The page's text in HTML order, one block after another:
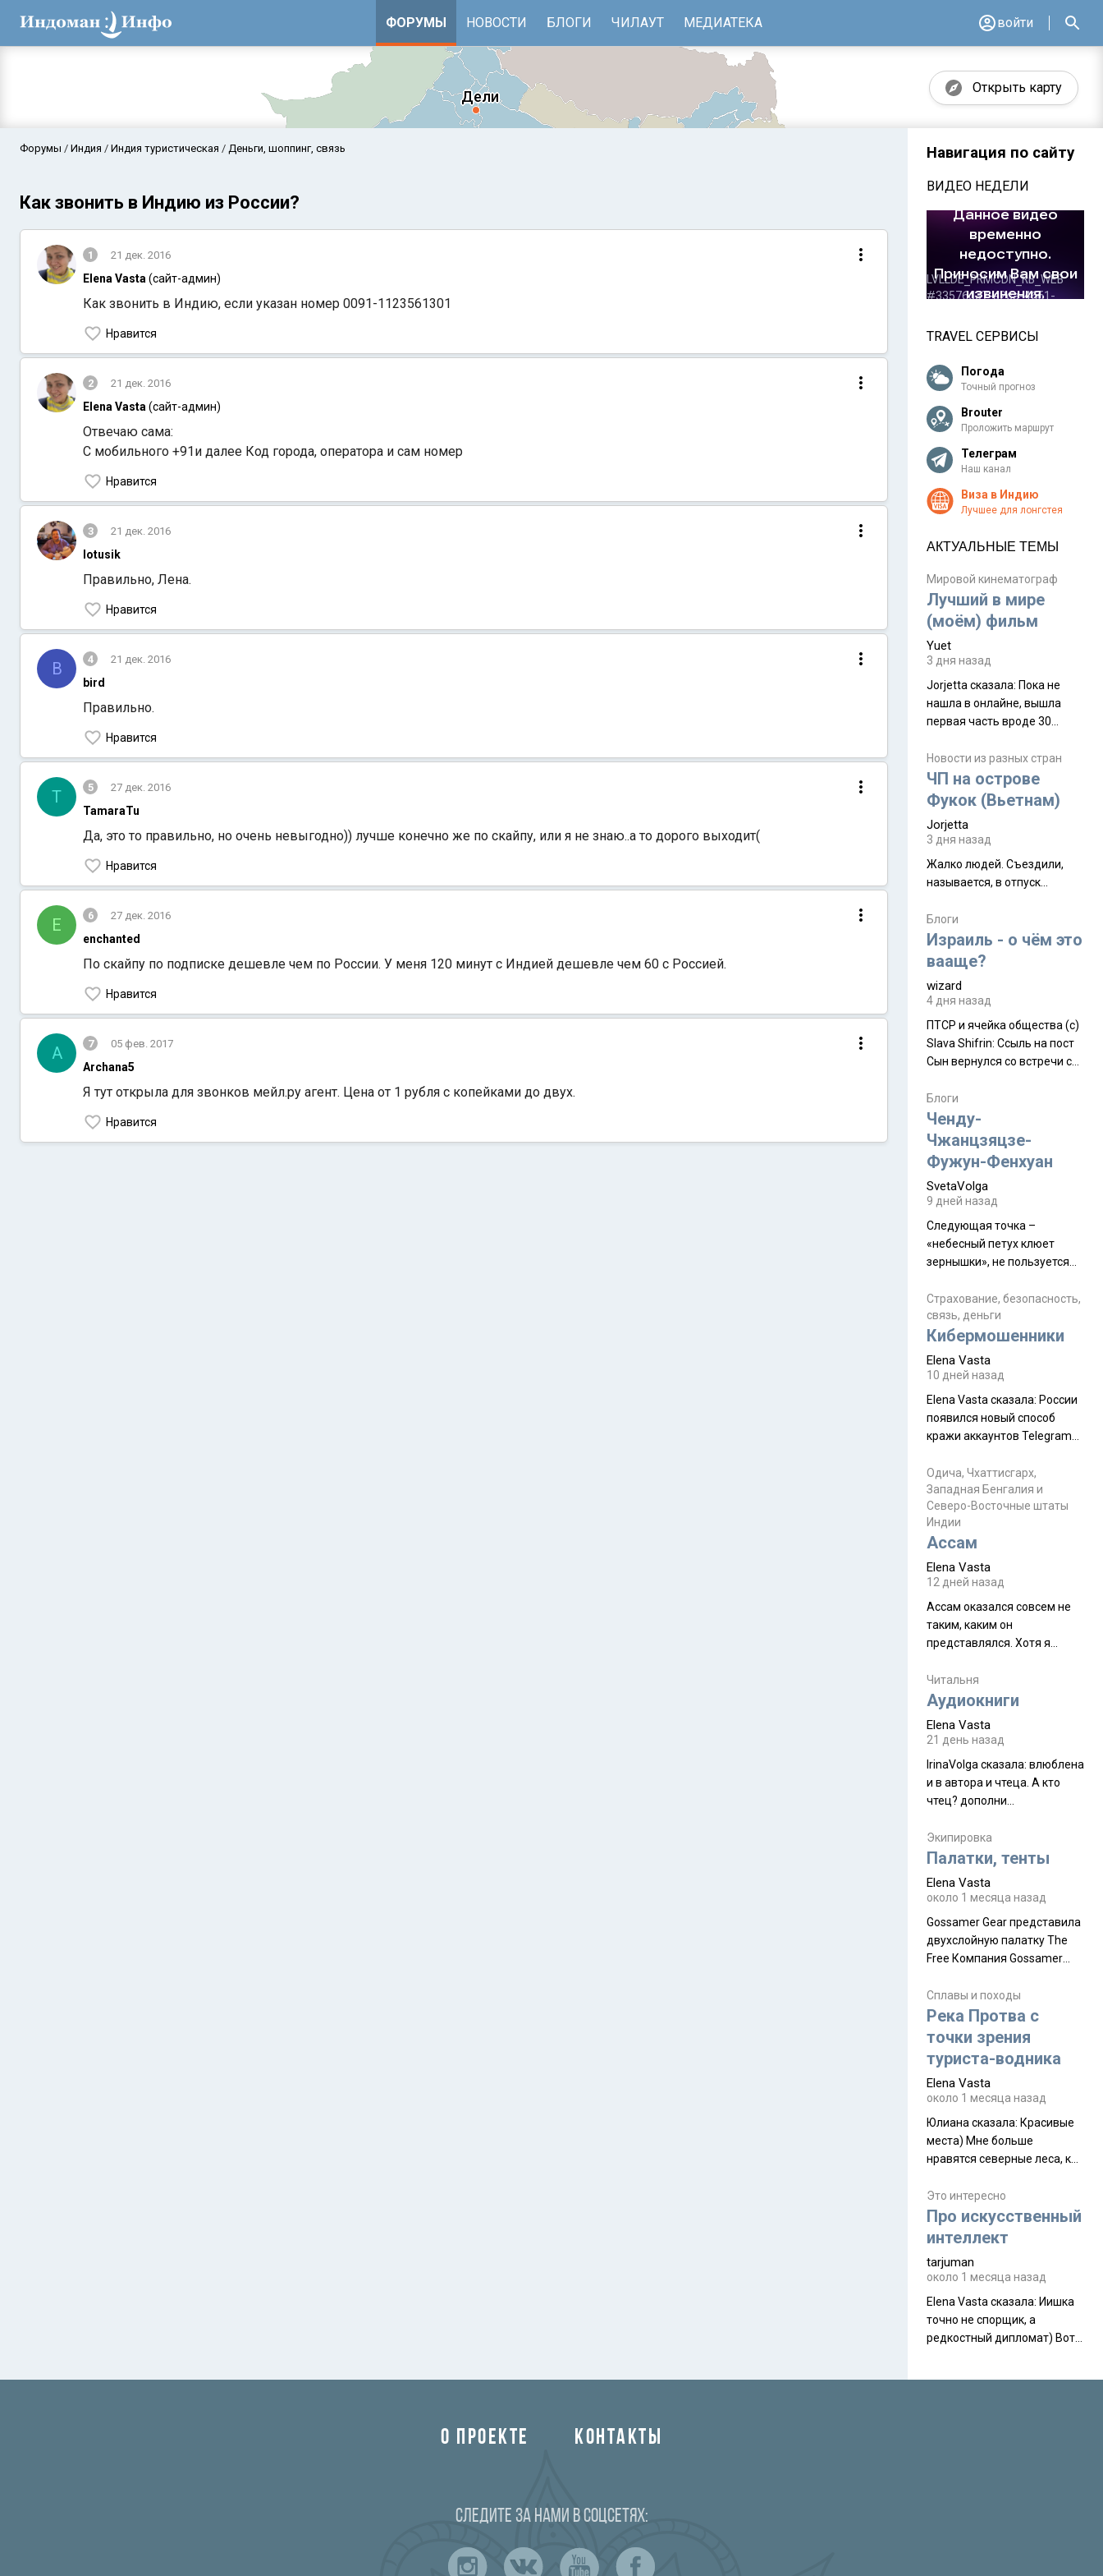
ФОРУМЫ НОВОСТИ БЛОГИ ЧИЛАУТ МЕДИАТЕКА войти
Открыть карту
Форумы Индия Индия туристическая Деньги, шоппинг, связь
Как звонить в Индию из России?
1 21 дек. 2016
Elena Vasta (сайт-админ)
Как звонить в Индию, если указан номер 0091-1123561301
Нравится
2 21 дек. 2016
Elena Vasta (сайт-админ)
Отвечаю сама:
С мобильного +91и далее Код города, оператора и сам номер
Нравится
3 21 дек. 2016
lotusik
Правильно, Лена.
Нравится
B 4 21 дек. 2016
bird
Правильно.
Нравится
T 5 27 дек. 2016
TamaraTu
Да, это то правильно, но очень невыгодно)) лучше конечно же по скайпу, или я не знаю..а то дорого выходит(
Нравится
E 6 27 дек. 2016
enchanted
По скайпу по подписке дешевле чем по России. У меня 120 минут с Индией дешевле чем 60 с Россией.
Нравится
A 7 05 фев. 2017
Archana5
Я тут открыла для звонков мейл.ру агент. Цена от 1 рубля с копейками до двух.
Нравится
Навигация по сайту
ВИДЕО НЕДЕЛИ
TRAVEL СЕРВИСЫ
Погода
Точный прогноз
Brouter
Проложить маршрут
Телеграм
Наш канал
Виза в Индию
Лучшее для лонгстея
АКТУАЛЬНЫЕ ТЕМЫ
Мировой кинематограф
Лучший в мире
(моём) фильм
Yuet
3 дня назад
Jorjetta сказалa: Пока не
нашла в онлайне, вышла
первая часть вроде 30
Дивали 8 ноября.
Новости из разных стран
ЧП на острове
Фукок (Вьетнам)
Jorjetta
3 дня назад
Жалко людей. Съездили,
называется, в отпуск...
Блоги
Израиль - о чём это
вааще?
wizard
4 дня назад
ПТСР и ячейка общества (с)
Slava Shifrin: Ссыль на пост
Сын вернулся со встречи с
уже, как демобилизовались,
а продолжают встречаться
почти каждую неделю) и с
порога сообщил: "Эйтан
разводится!" Эйтан -
мальчик из религиозной
семьи, из тех, кого называют
"вязаные кипы". С 2022-го
Блоги
Ченду-
Чжанцзяцзе-
Фужун-Фенхуан
SvetaVolga
9 дней назад
Следующая точка –
«небесный петух клюет
зернышки», не пользуется
заслужено, и чтобы попасть
на начало тропы показали
водителю карту, иначе
Пошли туда, потому что я
отзывов. По мне – сплошная
физуха, долгий спуск, потом
подъем по этому же пути.
Пока
Страхование, безопасность,
связь, деньги
Кибермошенники
Elena Vasta
10 дней назад
Elena Vasta сказалa: России
появился новый способ
кражи аккаунтов Telegram
Прочитайте! У моих двух
знакомых вот так увели
аккаунты
Одича, Чхаттисгарх,
Западная Бенгалия и
Северо-Восточные штаты
Индии
Ассам
Elena Vasta
12 дней назад
Ассам оказался совсем не
таким, каким он
представлялся. Хотя я
краешек, но все же схватила
ауру штата, как-то он меня
природа, мягкие
такая как бы переходная
ступень между привычной
нам Индией и остальными
надеюсь увидеть.
Читальня
Аудиокниги
Elena Vasta
21 день назад
IrinaVolga сказалa: влюблена
и в автора и чтеца. А кто
чтец? дополни
Экипировка
Палатки, тенты
Elena Vasta
около 1 месяца назад
Gossamer Gear представила
двухслойную палатку The
Free Компания Gossamer
туристическую палатку The
Free, которая стала первой
ультралегкой моделью в
ассортименте
производителя. Новинка
получила двухслойную
конструкцию с отдельным
внешним тентом и сетчатой
внутренней палаткой, а ее
комплектации составляет
около 845 г. Палатка весит
менее
Сплавы и походы
Река Протва с
точки зрения
туриста-водника
Elena Vasta
около 1 месяца назад
Юлиана сказалa: Красивые
места) Мне больше
нравятся северные леса, как
южной тайги
Это интересно
Про искусственный
интеллект
tarjuman
около 1 месяца назад
Elena Vasta сказалa: Иишка
точно не спорщик, а
редкостный дипломат) Вот,
О ПРОЕКТЕ КОНТАКТЫ
Следите за нами в соцсетях: